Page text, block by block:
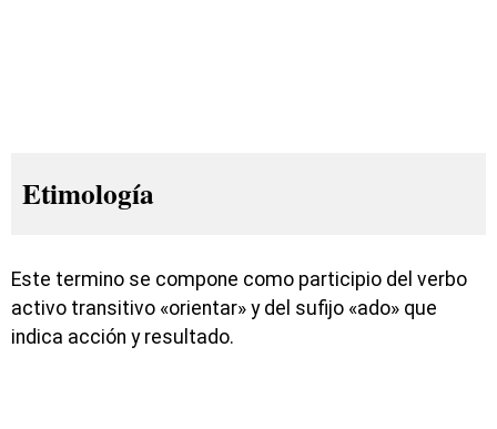
Etimología
Este termino se compone como participio del verbo
activo transitivo «orientar» y del sufijo «ado» que
indica acción y resultado.